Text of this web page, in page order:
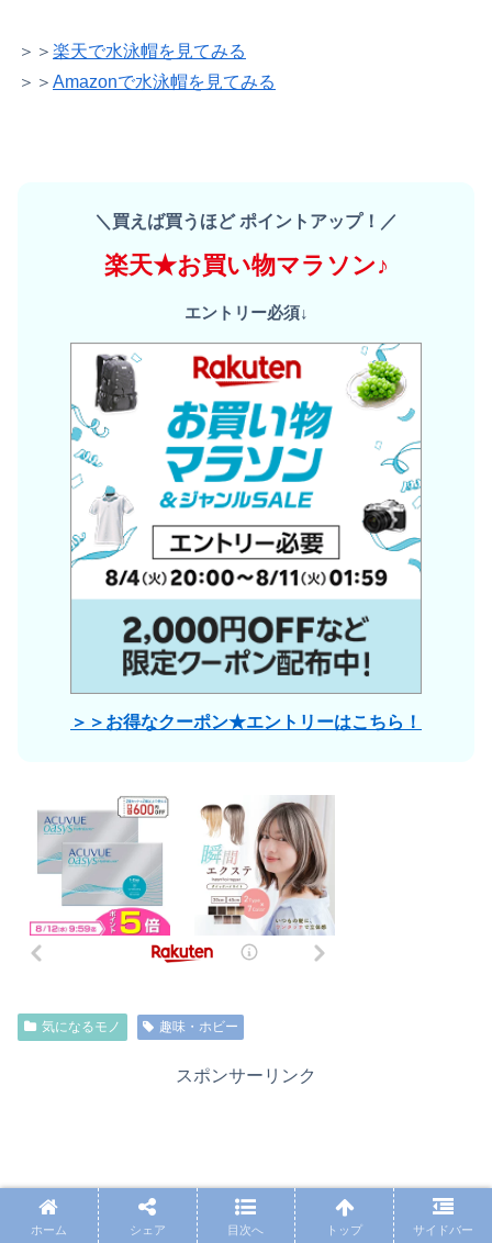
＞＞ 楽天で水泳帽を見てみる
＞＞ Amazonで水泳帽を見てみる
＼買えば買うほど ポイントアップ！／
楽天★お買い物マラソン♪
エントリー必須↓
＞＞お得なクーポン★エントリーはこちら！
気になるモノ 趣味・ホビー
スポンサーリンク
ホーム シェア 目次へ トップ サイドバー